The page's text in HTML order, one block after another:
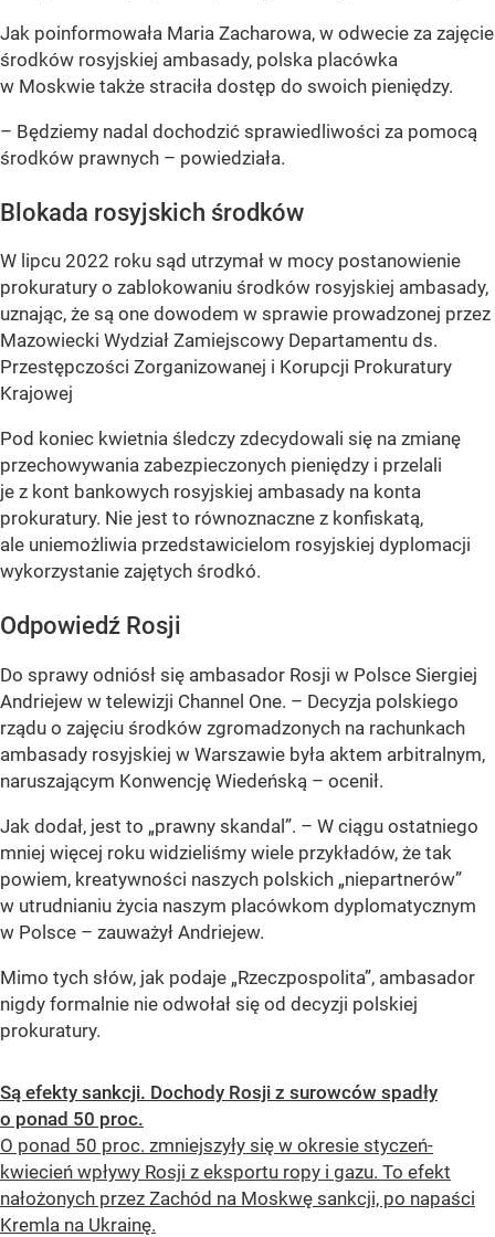
Jak poinformowała Maria Zacharowa, w odwecie za zajęcie
środków rosyjskiej ambasady, polska placówka
w Moskwie także straciła dostęp do swoich pieniędzy.
– Będziemy nadal dochodzić sprawiedliwości za pomocą
środków prawnych – powiedziała.
Blokada rosyjskich środków
W lipcu 2022 roku sąd utrzymał w mocy postanowienie
prokuratury o zablokowaniu środków rosyjskiej ambasady,
uznając, że są one dowodem w sprawie prowadzonej przez
Mazowiecki Wydział Zamiejscowy Departamentu ds.
Przestępczości Zorganizowanej i Korupcji Prokuratury
Krajowej
Pod koniec kwietnia śledczy zdecydowali się na zmianę
przechowywania zabezpieczonych pieniędzy i przelali
je z kont bankowych rosyjskiej ambasady na konta
prokuratury. Nie jest to równoznaczne z konfiskatą,
ale uniemożliwia przedstawicielom rosyjskiej dyplomacji
wykorzystanie zajętych środkó.
Odpowiedź Rosji
Do sprawy odniósł się ambasador Rosji w Polsce Siergiej
Andriejew w telewizji Channel One. – Decyzja polskiego
rządu o zajęciu środków zgromadzonych na rachunkach
ambasady rosyjskiej w Warszawie była aktem arbitralnym,
naruszającym Konwencję Wiedeńską – ocenił.
Jak dodał, jest to „prawny skandal”. – W ciągu ostatniego
mniej więcej roku widzieliśmy wiele przykładów, że tak
powiem, kreatywności naszych polskich „niepartnerów”
w utrudnianiu życia naszym placówkom dyplomatycznym
w Polsce – zauważył Andriejew.
Mimo tych słów, jak podaje „Rzeczpospolita”, ambasador
nigdy formalnie nie odwołał się od decyzji polskiej
prokuratury.
Są efekty sankcji. Dochody Rosji z surowców spadły
o ponad 50 proc.
O ponad 50 proc. zmniejszyły się w okresie styczeń-
kwiecień wpływy Rosji z eksportu ropy i gazu. To efekt
nałożonych przez Zachód na Moskwę sankcji, po napaści
Kremla na Ukrainę.